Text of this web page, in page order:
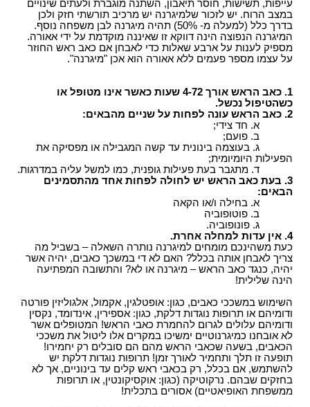
עייפות, תשישות, חוסר תיאבון, השתנה מוגברת ולעתים שינויים
במצב הרוח. יש לזכור שלמיגרנה יש מרכיב תורשתי חזק ולכן
בדרך כלל (למעלה מ- 50%) תהיה מיגרנה לבן משפחה נוסף.
המיגרנה הנפוצה הינה דווקא זו שאיננה מוקדמת על ידי אאורה.
מספיק לענות על ארבע שאלות כדי לאבחן אם כאב ראש החוזר
על עצמו מספר פעמים ללא אאורה הוא אכן "מיגרנה".
1. כאב הראש אורך 4-72 שעות כאשר אינו מטופל או
כשהטיפול נכשל.
2. כאב הראש עונה לפחות על שניים מהבאים:
א. חד צידי;
ב. פועם;
ג. בעוצמה בינונית עד קשה המגבילה או מפסיקה את
הפעילות היומיומית;
ד. מתגבר בעת פעילות גופנית, כמו למשל עליה במדרגות.
3. בעת כאב הראש יש לחולה לפחות אחד מהתסמינים
הבאים:
א. בחילה ו/או הקאה
ב. פוטופוביה
ג. פונופוביה.
4. אין עדות למחלה אחרת.
כעת משהינכם מומחים למיגרנה נותרה השאלה – בשביל מה
צריך לאבחן אותה בכלל? האם לא די במשכך כאבים, יהיה אשר
יהיה, כנגד כאב הראש – מיגרנה או לא? והתשובה המפתיעה
הינה שלילית!
השימוש במשככי כאבים, כגון: אופטלגין, אקמול, אלגוליזין פורטה
ודומיהם או תרופות נוגדות דלקת, כגון: אספירין, אינדומד, נקסין
ודומיהם עלולים לגרום להחמרת כאבי הראש! המטופלים אשר
לא אובחנו כמיגרנוטיים ימשיכו במקרים אלו ליטול את משככי
הכאבים, בשעה שכאבי הראש מהם הם סובלים רק יחמירו!
תופעה זו תלך ותחמיר לאורך זמן! תרופות נוגדות דלקת יש
להשתמש, אם בכלל, רק בכאבי ראש קלים עד בינוניים, אך לא
בחזקים שבהם. נרקוטיקה (כגון: אוקסיקונטין, או תרופות
ממשפחת האופיאטיים) אסורים בתכלית!